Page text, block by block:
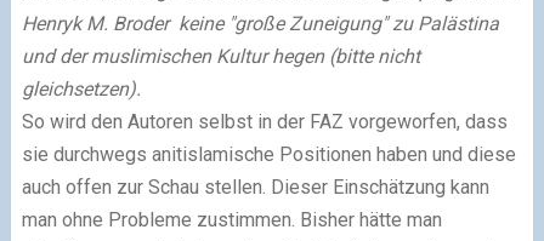
Henryk M. Broder keine "große Zuneigung" zu Palästina
und der muslimischen Kultur hegen (bitte nicht
gleichsetzen).
So wird den Autoren selbst in der FAZ vorgeworfen, dass
sie durchwegs anitislamische Positionen haben und diese
auch offen zur Schau stellen. Dieser Einschätzung kann
man ohne Probleme zustimmen. Bisher hätte man